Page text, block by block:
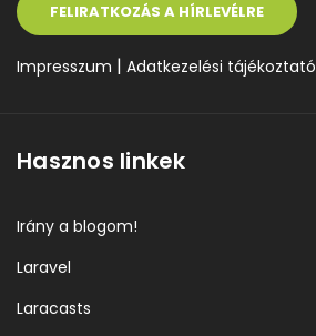
FELIRATKOZÁS A HÍRLEVÉLRE
Impresszum | Adatkezelési tájékoztató
Hasznos linkek
Irány a blogom!
Laravel
Laracasts